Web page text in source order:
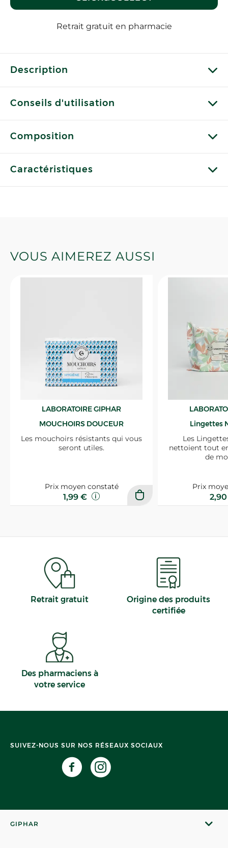
Retrait gratuit en pharmacie
Description
Conseils d'utilisation
Composition
Caractéristiques
VOUS AIMEREZ AUSSI
LABORATOIRE GIPHAR
MOUCHOIRS DOUCEUR
Les mouchoirs résistants qui vous
seront utiles.
Prix moyen constaté
1,99 €
Lingettes
Les
nettoient tout
de
Prix
Retrait gratuit
Origine des produits
certifiée
Des pharmaciens à
votre service
SUIVEZ-NOUS SUR NOS RÉSEAUX SOCIAUX
GIPHAR